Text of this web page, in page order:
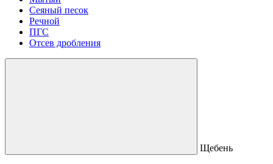
Сеяный песок
Речной
ПГС
Отсев дробления
Щебень